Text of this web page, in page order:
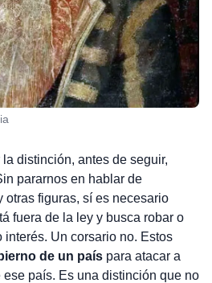
distinción, antes de seguir,
pararnos en hablar de
otras figuras, sí es necesario
fuera de la ley y busca robar o
interés. Un corsario no. Estos
de un paíspara atacar a
ese país. Es una distinción que no